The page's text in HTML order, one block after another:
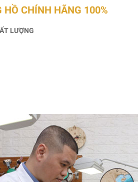
HỒ CHÍNH HÃNG 100%
LƯỢNG